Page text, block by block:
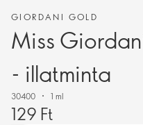
GIORDANI GOLD
Miss
- illatminta
30400 1 ml
129 Ft